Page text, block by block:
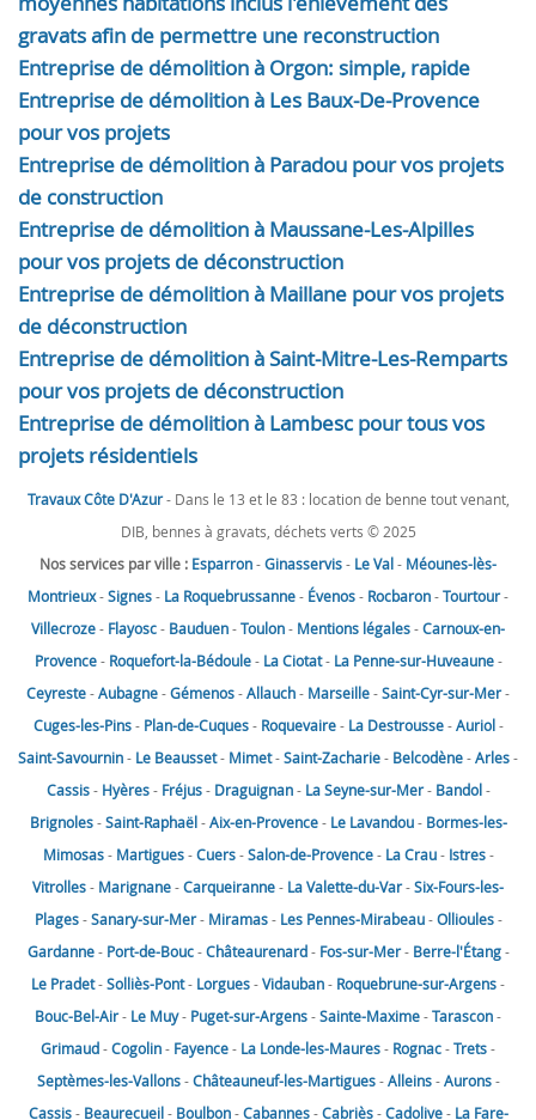
gravats afin de permettre une reconstruction
Entreprise de démolition à Orgon: simple, rapide
Entreprise de démolition à Les Baux-De-Provence
pour vos projets
Entreprise de démolition à Paradou pour vos projets
de construction
Entreprise de démolition à Maussane-Les-Alpilles
pour vos projets de déconstruction
Entreprise de démolition à Maillane pour vos projets
de déconstruction
Entreprise de démolition à Saint-Mitre-Les-Remparts
pour vos projets de déconstruction
Entreprise de démolition à Lambesc pour tous vos
projets résidentiels
Travaux Côte D'Azur- Dans le 13 et le 83 : location de benne tout venant,
DIB, bennes à gravats, déchets verts © 2025
Nos services par ville : Esparron-Ginasservis- Le Val- Méounes-lès-
Montrieux-Signes- La Roquebrussanne- Évenos- Rocbaron-Tourtour-
Villecroze- Flayosc- Bauduen-Toulon- Mentions légales-Carnoux-en-
Provence- Roquefort-la-Bédoule- La Ciotat- La Penne-sur-Huveaune-
Ceyreste-Aubagne-Gémenos-Allauch- Marseille-Saint-Cyr-sur-Mer-
Cuges-les-Pins- Plan-de-Cuques- Roquevaire- La Destrousse-Auriol-
Saint-Savournin- Le Beausset- Mimet-Saint-Zacharie- Belcodène-Arles-
Cassis- Hyères- Fréjus- Draguignan- La Seyne-sur-Mer- Bandol-
Brignoles-Saint-Raphaël-Aix-en-Provence- Le Lavandou- Bormes-les-
Mimosas- Martigues-Cuers-Salon-de-Provence- La Crau- Istres-
Vitrolles- Marignane-Carqueiranne- La Valette-du-Var-Six-Fours-les-
Plages-Sanary-sur-Mer- Miramas- Les Pennes-Mirabeau-Ollioules-
Gardanne- Port-de-Bouc-Châteaurenard- Fos-sur-Mer- Berre-l'Étang-
Le Pradet-Solliès-Pont- Lorgues-Vidauban- Roquebrune-sur-Argens-
Bouc-Bel-Air- Le Muy- Puget-sur-Argens-Sainte-Maxime-Tarascon-
Grimaud-Cogolin- Fayence- La Londe-les-Maures- Rognac-Trets-
Septèmes-les-Vallons-Châteauneuf-les-Martigues-Alleins-Aurons-
Cassis- Beaurecueil- Boulbon-Cabannes-Cabriès-Cadolive- La Fare-